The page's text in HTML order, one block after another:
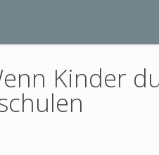
Kinder